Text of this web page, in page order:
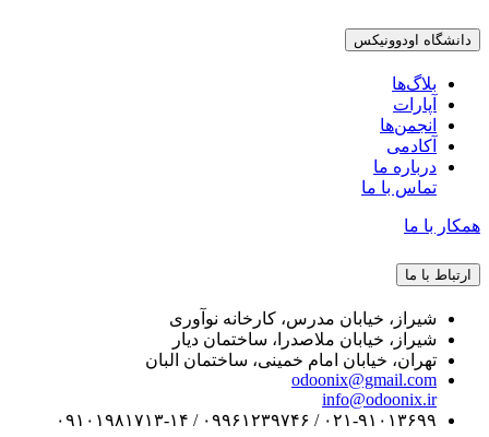
دانشگاه اودوونیکس
بلاگ‌ها
آپارات
انجمن‌ها
آکادمی
درباره ما
تماس با ما
همکار با ما
ارتباط با ما
شیراز، خیابان مدرس، کارخانه نوآوری
شیراز، خیابان ملاصدرا، ساختمان دیار
تهران، خیابان امام خمینی، ساختمان البان
odoonix@gmail.com
info@odoonix.ir
۰۲۱-۹۱۰۱۳۶۹۹ / ۰۹۹۶۱۲۳۹۷۴۶ / ۰۹۱۰۱۹۸۱۷۱۳-۱۴